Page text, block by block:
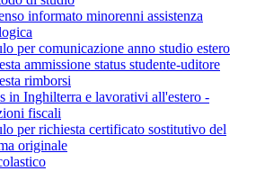
informato minorenni assistenza
per comunicazione anno studio estero
ammissione status studente-uditore
rimborsi
in Inghilterra e lavorativi all'estero -
fiscali
per richiesta certificato sostitutivo del
originale